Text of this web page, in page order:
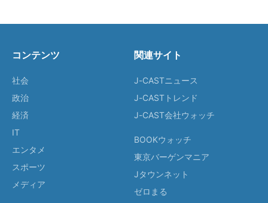
コンテンツ
社会
政治
経済
IT
エンタメ
スポーツ
メディア
関連サイト
J-CASTニュース
J-CASTトレンド
J-CAST会社ウォッチ
BOOKウォッチ
東京バーゲンマニア
Jタウンネット
ゼロまる